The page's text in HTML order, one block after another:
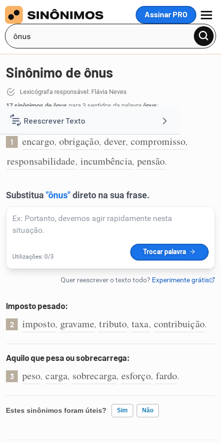
Assinar PRO
MENU
Reescrever Texto
Resumir Texto
Detector de IA
Humanizador de IA
Caça-palavras
Dicionário
Sinônimo de ônus
Lexicógrafa responsável: Flávia Neves
17 sinônimos de ônus para 3 sentidos da palavra ônus:
Encargo ou obrigação:
1 encargo, obrigação, dever, compromisso,
responsabilidade, incumbência, pensão.
Imposto pesado:
2 imposto, gravame, tributo, taxa, contribuição.
Aquilo que pesa ou sobrecarrega:
3 peso, carga, sobrecarga, esforço, fardo.
Estes sinônimos foram úteis? Sim Não